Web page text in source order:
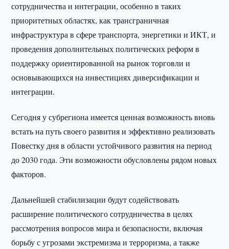
сотрудничества и интеграции, особенно в таких
приоритетных областях, как трансграничная
инфраструктура в сфере транспорта, энергетики и ИКТ, и
проведения дополнительных политических реформ в
поддержку ориентированной на рынок торговли и
основывающихся на инвестициях диверсификации и
интеграции.
Сегодня у субрегиона имеется ценная возможность вновь
встать на путь своего развития и эффективно реализовать
Повестку дня в области устойчивого развития на период
до 2030 года. Эти возможности обусловлены рядом новых
факторов.
Дальнейшей стабилизации будут содействовать
расширение политического сотрудничества в целях
рассмотрения вопросов мира и безопасности, включая
борьбу с угрозами экстремизма и терроризма, а также